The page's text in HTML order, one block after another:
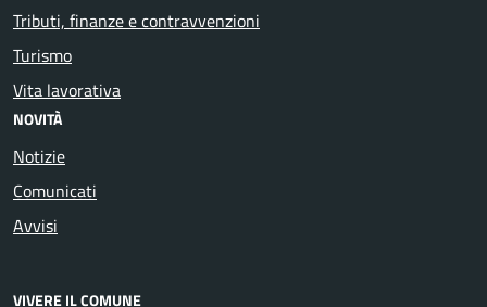
Tributi, finanze e contravvenzioni
Turismo
Vita lavorativa
NOVITÀ
Notizie
Comunicati
Avvisi
VIVERE IL COMUNE